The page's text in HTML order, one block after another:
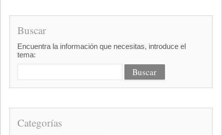
Buscar
Encuentra la información que necesitas, introduce el
tema:
Categorías